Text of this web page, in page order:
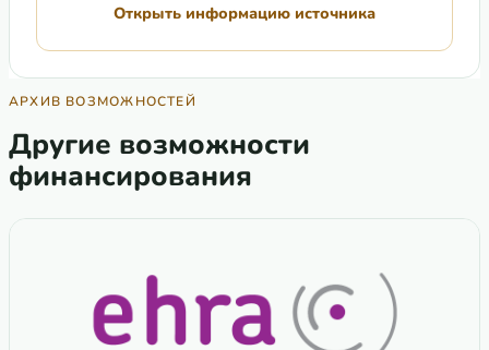
Открыть информацию источника
АРХИВ ВОЗМОЖНОСТЕЙ
Другие возможности
финансирования